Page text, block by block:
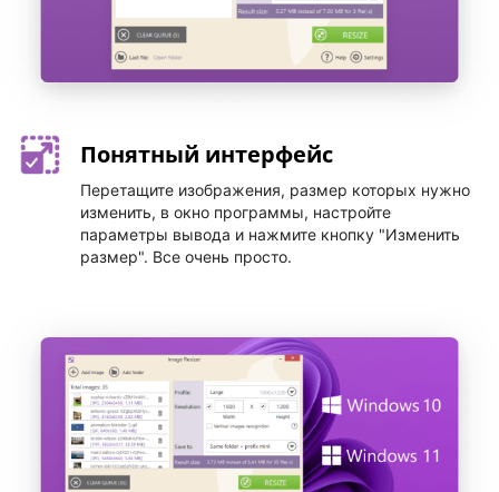
Понятный интерфейс
Перетащите изображения, размер которых нужно
изменить, в окно программы, настройте
параметры вывода и нажмите кнопку "Изменить
размер". Все очень просто.